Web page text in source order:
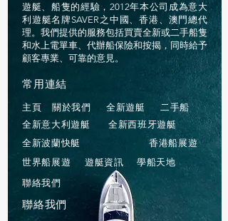
遊艇、船隻的經驗，2012年本公司成為意大
利遊艇名牌SAVER之中國、香港、澳門總代
理。我們提供的服務包括買賣全新或二手船隻
和水上電單車、代辦船保險和按揭，同時給予
顧客專業、可靠的意見。
常用連結
主頁
關於我們
全新意大利遊艇
全新波蘭快艇
全新遊艇
二手船
全新西班牙遊艇
香港船展遊
世界船展遊
遊艇資訊
學船天地
聯絡我們
聯絡我們